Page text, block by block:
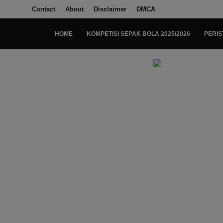
Contact About Disclaimer DMCA
HOME KOMPETISI SEPAK BOLA 2025/2026